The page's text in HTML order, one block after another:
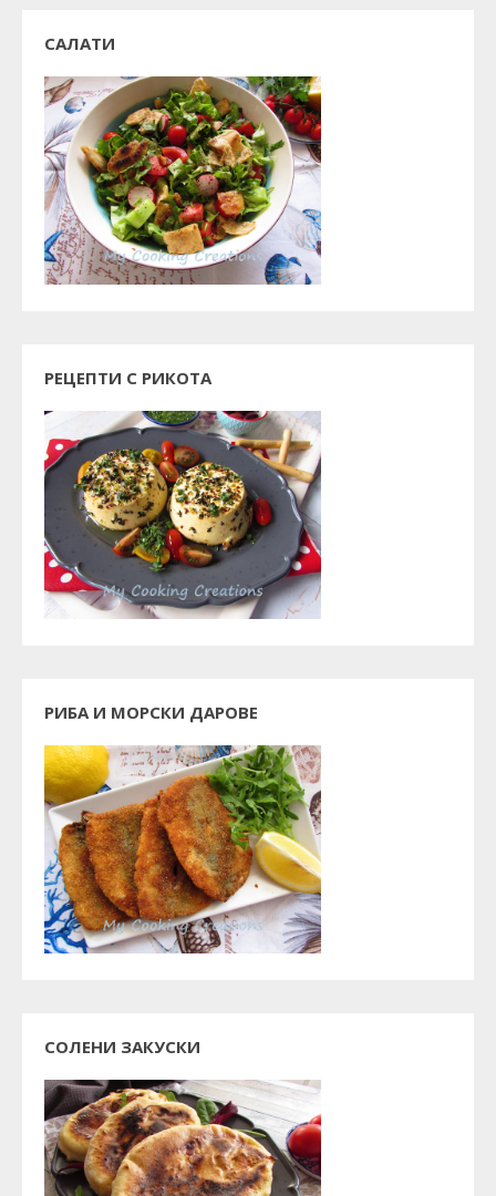
САЛАТИ
РЕЦЕПТИ С РИКОТА
РИБА И МОРСКИ ДАРОВЕ
СОЛЕНИ ЗАКУСКИ